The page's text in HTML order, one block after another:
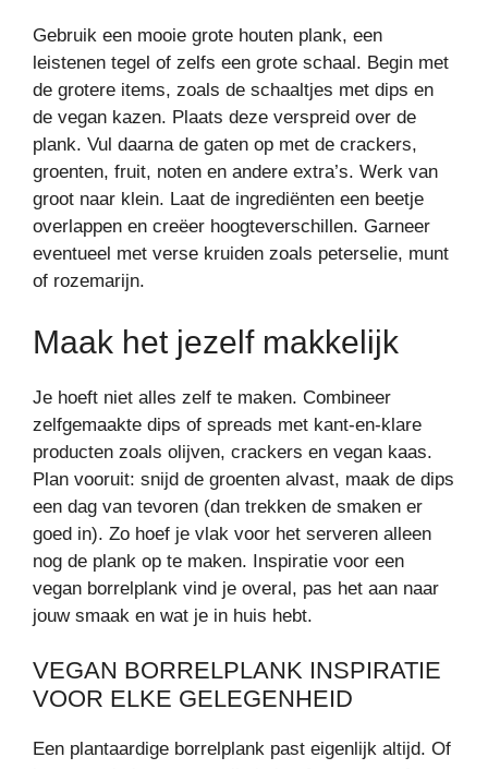
Gebruik een mooie grote houten plank, een
leistenen tegel of zelfs een grote schaal. Begin met
de grotere items, zoals de schaaltjes met dips en
de vegan kazen. Plaats deze verspreid over de
plank. Vul daarna de gaten op met de crackers,
groenten, fruit, noten en andere extra’s. Werk van
groot naar klein. Laat de ingrediënten een beetje
overlappen en creëer hoogteverschillen. Garneer
eventueel met verse kruiden zoals peterselie, munt
of rozemarijn.
Maak het jezelf makkelijk
Je hoeft niet alles zelf te maken. Combineer
zelfgemaakte dips of spreads met kant-en-klare
producten zoals olijven, crackers en vegan kaas.
Plan vooruit: snijd de groenten alvast, maak de dips
een dag van tevoren (dan trekken de smaken er
goed in). Zo hoef je vlak voor het serveren alleen
nog de plank op te maken. Inspiratie voor een
vegan borrelplank vind je overal, pas het aan naar
jouw smaak en wat je in huis hebt.
VEGAN BORRELPLANK INSPIRATIE
VOOR ELKE GELEGENHEID
Een plantaardige borrelplank past eigenlijk altijd. Of